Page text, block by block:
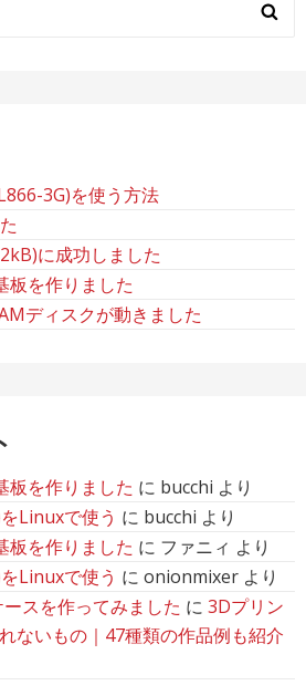
3G)を使う方法
に成功しました
板を作りました
ディスクが動きました
板を作りました に bucchi より
Linuxで使う に bucchi より
板を作りました に ファニィ より
Linuxで使う に onionmixer より
スを作ってみました に 3Dプリン
ないもの｜47種類の作品例も紹介